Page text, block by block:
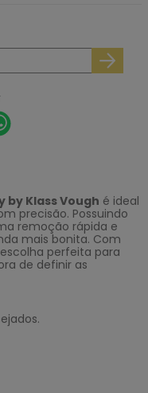
by Klass Vough é ideal
precisão. Possuindo
remoção rápida e
mais bonita. Com
perfeita para
de definir as